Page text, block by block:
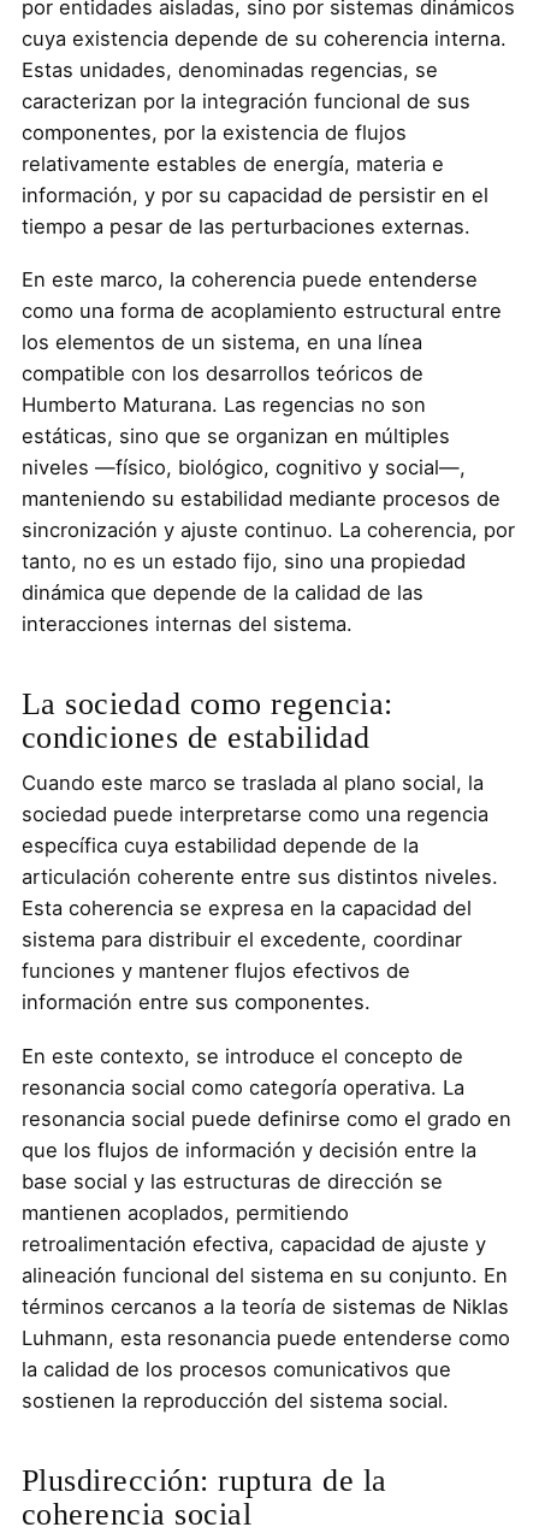
por entidades aisladas, sino por sistemas dinámicos
cuya existencia depende de su coherencia interna.
Estas unidades, denominadas regencias, se
caracterizan por la integración funcional de sus
componentes, por la existencia de flujos
relativamente estables de energía, materia e
información, y por su capacidad de persistir en el
tiempo a pesar de las perturbaciones externas.
En este marco, la coherencia puede entenderse
como una forma de acoplamiento estructural entre
los elementos de un sistema, en una línea
compatible con los desarrollos teóricos de
Humberto Maturana. Las regencias no son
estáticas, sino que se organizan en múltiples
niveles —físico, biológico, cognitivo y social—,
manteniendo su estabilidad mediante procesos de
sincronización y ajuste continuo. La coherencia, por
tanto, no es un estado fijo, sino una propiedad
dinámica que depende de la calidad de las
interacciones internas del sistema.
La sociedad como regencia:
condiciones de estabilidad
Cuando este marco se traslada al plano social, la
sociedad puede interpretarse como una regencia
específica cuya estabilidad depende de la
articulación coherente entre sus distintos niveles.
Esta coherencia se expresa en la capacidad del
sistema para distribuir el excedente, coordinar
funciones y mantener flujos efectivos de
información entre sus componentes.
En este contexto, se introduce el concepto de
resonancia social como categoría operativa. La
resonancia social puede definirse como el grado en
que los flujos de información y decisión entre la
base social y las estructuras de dirección se
mantienen acoplados, permitiendo
retroalimentación efectiva, capacidad de ajuste y
alineación funcional del sistema en su conjunto. En
términos cercanos a la teoría de sistemas de Niklas
Luhmann, esta resonancia puede entenderse como
la calidad de los procesos comunicativos que
sostienen la reproducción del sistema social.
Plusdirección: ruptura de la
coherencia social